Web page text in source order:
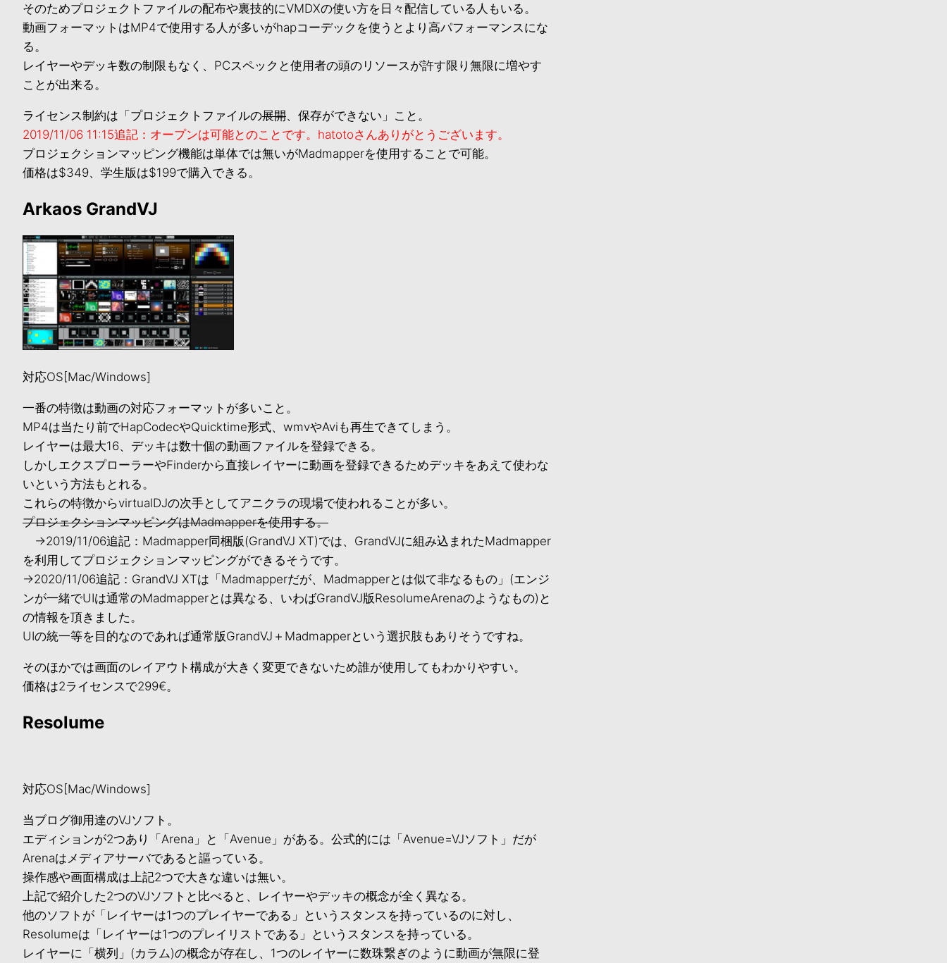
そのためプロジェクトファイルの配布や裏技的にVMDXの使い方を日々配信している人もいる。
動画フォーマットはMP4で使用する人が多いがhapコーデックを使うとより高パフォーマンスにな
る。
レイヤーやデッキ数の制限もなく、PCスペックと使用者の頭のリソースが許す限り無限に増やす
ことが出来る。
ライセンス制約は「プロジェクトファイルの展開、保存ができない」こと。
2019/11/06 11:15追記：オープンは可能とのことです。hatotoさんありがとうございます。
プロジェクションマッピング機能は単体では無いがMadmapperを使用することで可能。
価格は$349、学生版は$199で購入できる。
Arkaos GrandVJ
対応OS[Mac/Windows]
一番の特徴は動画の対応フォーマットが多いこと。
MP4は当たり前でHapCodecやQuicktime形式、wmvやAviも再生できてしまう。
レイヤーは最大16、デッキは数十個の動画ファイルを登録できる。
しかしエクスプローラーやFinderから直接レイヤーに動画を登録できるためデッキをあえて使わな
いという方法もとれる。
これらの特徴からvirtualDJの次手としてアニクラの現場で使われることが多い。
プロジェクションマッピングはMadmapperを使用する。
→2019/11/06追記：Madmapper同梱版(GrandVJ XT)では、GrandVJに組み込まれたMadmapper
を利用してプロジェクションマッピングができるそうです。
→2020/11/06追記：GrandVJ XTは「Madmapperだが、Madmapperとは似て非なるもの」(エンジ
ンが一緒でUIは通常のMadmapperとは異なる、いわばGrandVJ版ResolumeArenaのようなもの)と
の情報を頂きました。
UIの統一等を目的なのであれば通常版GrandVJ＋Madmapperという選択肢もありそうですね。
そのほかでは画面のレイアウト構成が大きく変更できないため誰が使用してもわかりやすい。
価格は2ライセンスで299€。
Resolume
対応OS[Mac/Windows]
当ブログ御用達のVJソフト。
エディションが2つあり「Arena」と「Avenue」がある。公式的には「Avenue=VJソフト」だが
Arenaはメディアサーバであると謳っている。
操作感や画面構成は上記2つで大きな違いは無い。
上記で紹介した2つのVJソフトと比べると、レイヤーやデッキの概念が全く異なる。
他のソフトが「レイヤーは1つのプレイヤーである」というスタンスを持っているのに対し、
Resolumeは「レイヤーは1つのプレイリストである」というスタンスを持っている。
レイヤーに「横列」(カラム)の概念が存在し、1つのレイヤーに数珠繋ぎのように動画が無限に登